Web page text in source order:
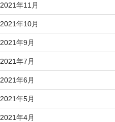
2021年11月
2021年10月
2021年9月
2021年7月
2021年6月
2021年5月
2021年4月